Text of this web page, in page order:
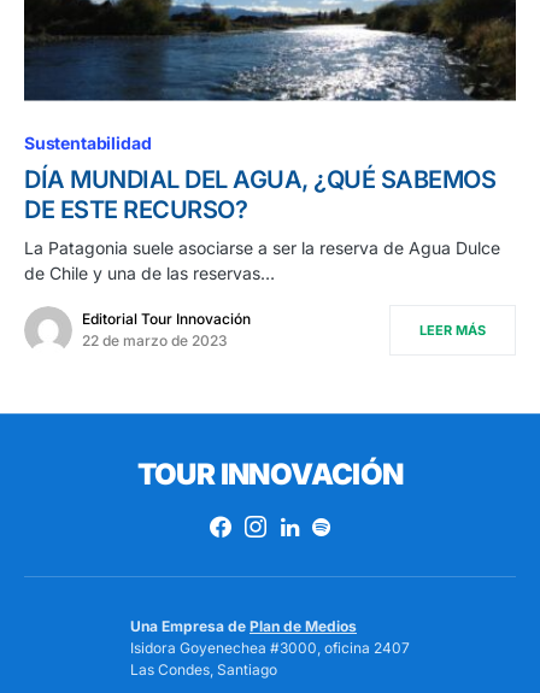
Sustentabilidad
DÍA MUNDIAL DEL AGUA, ¿QUÉ SABEMOS
DE ESTE RECURSO?
La Patagonia suele asociarse a ser la reserva de Agua Dulce
de Chile y una de las reservas…
Editorial Tour Innovación
22 de marzo de 2023
LEER MÁS
TOUR INNOVACIÓN
Una Empresa de Plan de Medios
Isidora Goyenechea #3000, oficina 2407
Las Condes, Santiago